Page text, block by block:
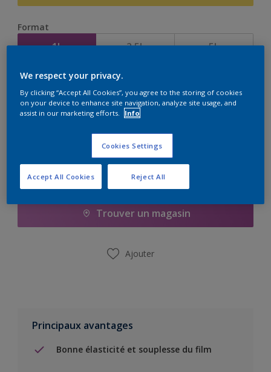
Format
1L 2,5L 5L
Quantité Calculateur de peinture
Calculer
Ajouter à la liste d’achats
Trouver un magasin
Ajouter
Principaux avantages
Bonne élasticité et souplesse du film
We respect your privacy.
By clicking “Accept All Cookies”, you agree to the storing of cookies
on your device to enhance site navigation, analyze site usage, and
assist in our marketing efforts.
Info
Cookies Settings
Reject All
Accept All Cookies